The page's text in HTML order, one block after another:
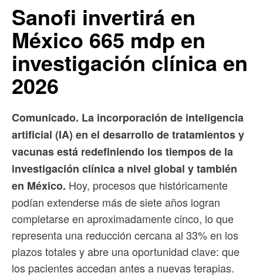
Sanofi invertirá en
México 665 mdp en
investigación clínica en
2026
Comunicado. La incorporación de inteligencia
artificial (IA) en el desarrollo de tratamientos y
vacunas está redefiniendo los tiempos de la
investigación clínica a nivel global y también
en México. Hoy, procesos que históricamente
podían extenderse más de siete años logran
completarse en aproximadamente cinco, lo que
representa una reducción cercana al 33% en los
plazos totales y abre una oportunidad clave: que
los pacientes accedan antes a nuevas terapias.